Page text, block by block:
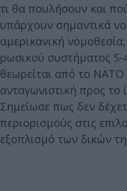
τι θα πουλήσουν και
υπάρχουν σημαντικά
αμερικανική
ρωσικού συστήματος
θεωρείται από το ΝΑΤΟ
ανταγωνιστική προς το
Σημείωσε πως δεν
περιορισμούς στις
εξοπλισμό των δικών